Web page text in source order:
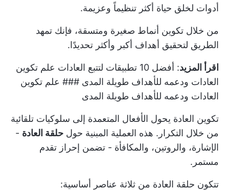
أدوات لخلق حياة أكثر تنظيماً وعزيمة.
من خلال تكوين أنماط صغيرة ومتسقة، فإنك تمهد
الطريق لتحقيق أهداف أكبر وأكثر تحديدًا.
اقرأ المزيد: أفضل 10 تطبيقات لتتبع العادات
علم تكوين
العادات ودعمه للأهداف طويلة المدى ### علم تكوين
العادات ودعمه للأهداف طويلة المدى
تكوين العادة يحول الأفعال المتعمدة إلى سلوكيات تلقائية
من خلال التكرار. هذه العملية المبنية حول حلقة العادة -
الإشارة، والروتين، والمكافأة - تضمن إحراز تقدم
مستمر.
تتكون حلقة العادة من ثلاثة عناصر أساسية: